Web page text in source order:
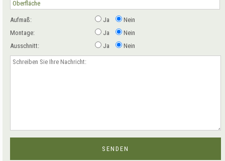
Aufmaß: Ja
Nein
Montage:
Ja
Nein
Ausschnitt:
Ja Nein